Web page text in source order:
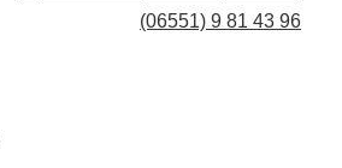
(06551) 9 81 43 96